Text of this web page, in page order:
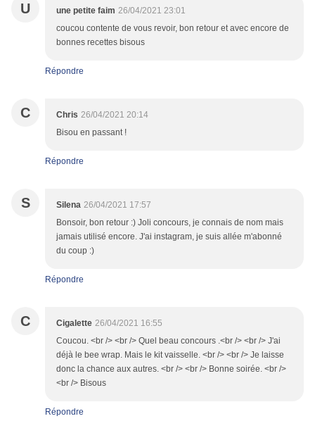
U une petite faim 26/04/2021 23:01
coucou contente de vous revoir, bon retour et avec encore de
bonnes recettes bisous
Répondre
C Chris 26/04/2021 20:14
Bisou en passant !
Répondre
S Silena 26/04/2021 17:57
Bonsoir, bon retour :) Joli concours, je connais de nom mais
jamais utilisé encore. J'ai instagram, je suis allée m'abonné
du coup :)
Répondre
C Cigalette 26/04/2021 16:55
Coucou. <br /> <br /> Quel beau concours .<br /> <br /> J'ai
déjà le bee wrap. Mais le kit vaisselle. <br /> <br /> Je laisse
donc la chance aux autres. <br /> <br /> Bonne soirée. <br />
<br /> Bisous
Répondre